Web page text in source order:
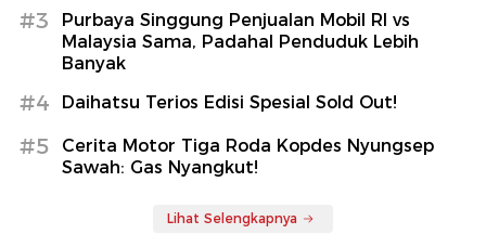
#3
Purbaya Singgung Penjualan Mobil RI vs
Malaysia Sama, Padahal Penduduk Lebih
Banyak
#4 Daihatsu Terios Edisi Spesial Sold Out!
#5
Cerita Motor Tiga Roda Kopdes Nyungsep
Sawah: Gas Nyangkut!
Lihat Selengkapnya